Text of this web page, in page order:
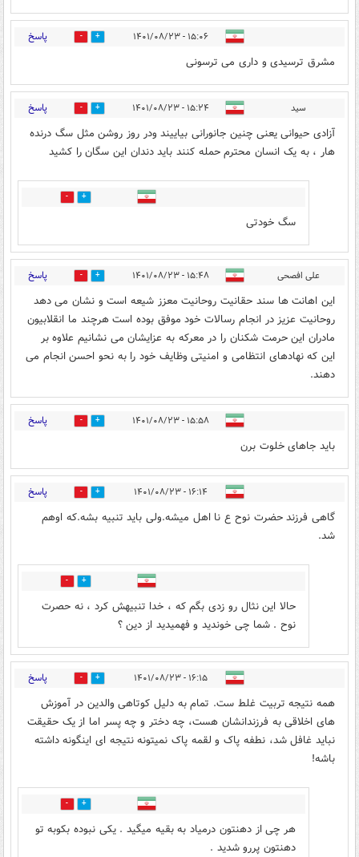
۱۵:۰۶ - ۱۴۰۱/۰۸/۲۳ 1 پاسخ
مشرق ترسیدی و داری می ترسونی
سید ۱۵:۲۴ - ۱۴۰۱/۰۸/۲۳ 4 پاسخ
آزادی حیوانی یعنی چنین جانورانی بیاییند ودر روز روشن مثل سگ درنده
هار ، به یک انسان محترم حمله کنند باید دندان این سگان را کشید
3
سگ خودتی
علی افصحی ۱۵:۴۸ - ۱۴۰۱/۰۸/۲۳ 0 پاسخ
این اهانت ها سند حقانیت روحانیت معزز شیعه است و نشان می دهد
روحانیت عزیز در انجام رسالات خود موفق بوده است هرچند ما انقلابیون
مادران این حرمت شکنان را در معرکه به عزایشان می نشانیم علاوه بر
این که نهادهای انتظامی و امنیتی وظایف خود را به نحو احسن انجام می
دهند.
۱۵:۵۸ - ۱۴۰۱/۰۸/۲۳ 1 پاسخ
باید جاهای خلوت برن
۱۶:۱۴ - ۱۴۰۱/۰۸/۲۳ 1 پاسخ
گاهی فرزند حضرت نوح ع نا اهل میشه.ولی باید تنبیه بشه.که اوهم
شد.
1
حالا این نثال رو زدی بگم که ، خدا تنبیهش کرد ، نه حصرت
نوح . شما چی خوندید و فهمیدید از دین ؟
۱۶:۱۵ - ۱۴۰۱/۰۸/۲۳ 1 پاسخ
همه نتیجه تربیت غلط ست. تمام به دلیل کوتاهی والدین در آموزش
های اخلاقی به فرزندانشان هست، چه دختر و چه پسر اما از یک حقیقت
نباید غافل شد، نطفه پاک و لقمه پاک نمیتونه نتیجه ای اینگونه داشته
باشه!
3
هر چی از دهنتون درمیاد به بقیه میگید . یکی نبوده بکوبه تو
دهنتون پررو شدید .